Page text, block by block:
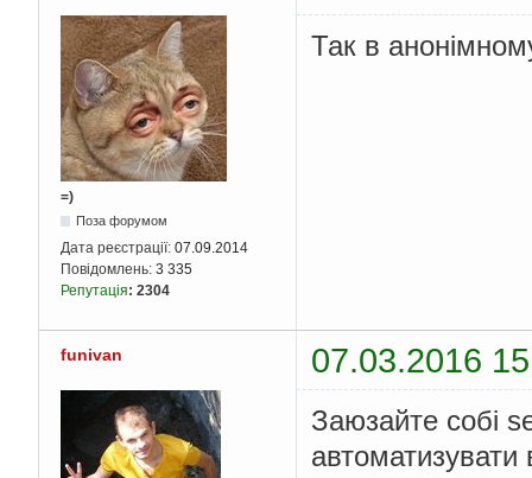
=)
Поза форумом
Дата реєстрації: 07.09.2014
Повідомлень: 3 335
Репутація: 2304
Так в
funivan 07.03.2016
Заюзайте собі